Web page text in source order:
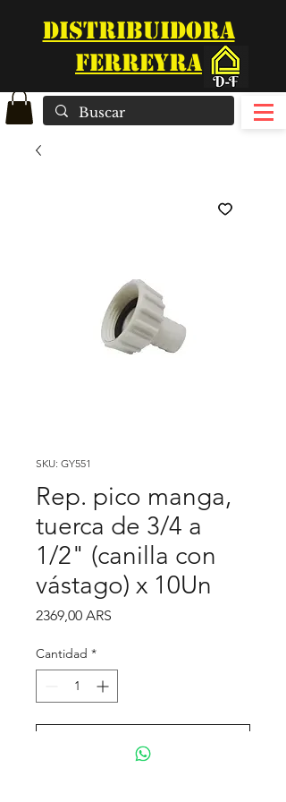
DISTRIBUIDORA
FERREYRA
SKU: GY551
Rep. pico manga,
tuerca de 3/4 a
1/2" (canilla con
vástago) x 10Un
2369,00 ARS
Cantidad *
Agregar al carrito